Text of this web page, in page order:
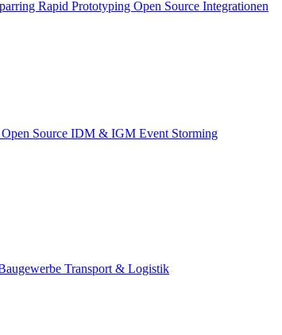
Rapid Prototyping Open Source Integrationen
Open Source IDM & IGM Event Storming
Transport & Logistik